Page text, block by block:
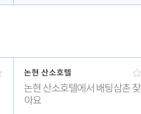
논현 산소호텔
논현 산소호텔에서 배팅삼촌 찾
아요